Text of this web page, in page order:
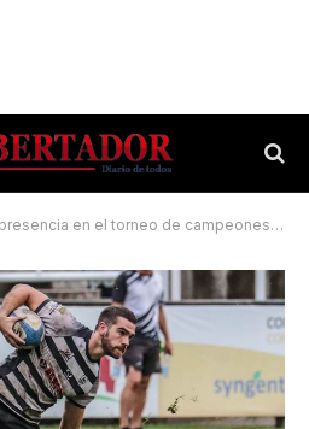
en el torneo de campeones «Veco» Villegas